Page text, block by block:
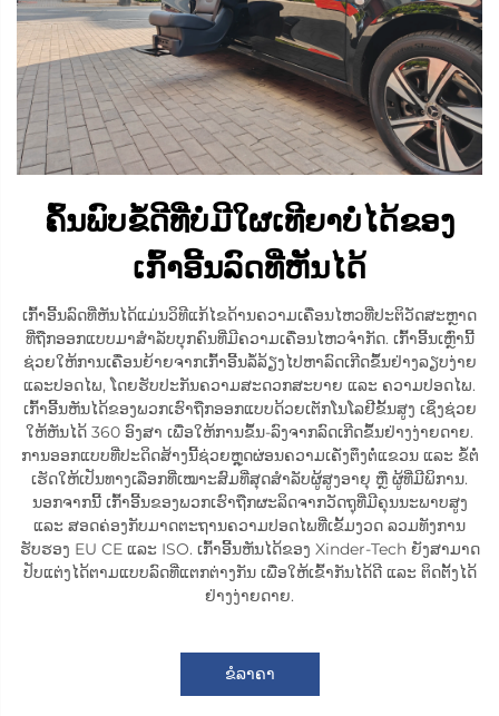
ຄົ້ນພົບຂໍ້ດີທີ່ບໍ່ມີໃຜເທີຍາບໍ່ໄດ້ຂອງ
ເກົ້າອີ້ນລົດທີ່ຫັນໄດ້
ເກົ້າອີ້ນລົດທີ່ຫັນໄດ້ແມ່ນວິທີແກ້ໄຂດ້ານຄວາມເຄື່ອນໄຫວທີ່ປະຕິວັດສະຫຼາດ
ທີ່ຖືກອອກແບບມາສຳລັບບຸກຄົນທີ່ມີຄວາມເຄື່ອນໄຫວຈຳກັດ. ເກົ້າອີ້ນເຫຼົ່ານີ້
ຊ່ວຍໃຫ້ການເຄື່ອນຍ້າຍຈາກເກົ້າອີ້ນລໍ້ລ້ຽງໄປຫາລົດເກີດຂຶ້ນຢ່າງລຽບງ່າຍ
ແລະປອດໄພ, ໂດຍຮັບປະກັນຄວາມສະດວກສະບາຍ ແລະ ຄວາມປອດໄພ.
ເກົ້າອີ້ນຫັນໄດ້ຂອງພວກເຮົາຖືກອອກແບບດ້ວຍເຕັກໂນໂລຢີຂັ້ນສູງ ເຊິ່ງຊ່ວຍ
ໃຫ້ຫັນໄດ້ 360 ອົງສາ ເພື່ອໃຫ້ການຂຶ້ນ-ລົງຈາກລົດເກີດຂຶ້ນຢ່າງງ່າຍດາຍ.
ການອອກແບບທີ່ປະດິດສ້າງນີ້ຊ່ວຍຫຼຸດຜ່ອນຄວາມເຄັ່ງຕຶງຕໍ່ແຂວນ ແລະ ຂໍ້ຕໍ່
ເຮັດໃຫ້ເປັນທາງເລືອກທີ່ເໝາະສົມທີ່ສຸດສຳລັບຜູ້ສູງອາຍຸ ຫຼື ຜູ້ທີ່ມີພິການ.
ນອກຈາກນີ້ ເກົ້າອີ້ນຂອງພວກເຮົາຖືກຜະລິດຈາກວັດຖຸທີ່ມີຄຸນນະພາບສູງ
ແລະ ສອດຄ່ອງກັບມາດຕະຖານຄວາມປອດໄພທີ່ເຂັ້ມງວດ ລວມທັງການ
ຮັບຮອງ EU CE ແລະ ISO. ເກົ້າອີ້ນຫັນໄດ້ຂອງ Xinder-Tech ຍັງສາມາດ
ປັບແຕ່ງໄດ້ຕາມແບບລົດທີ່ແຕກຕ່າງກັນ ເພື່ອໃຫ້ເຂົ້າກັນໄດ້ດີ ແລະ ຕິດຕັ້ງໄດ້
ຢ່າງງ່າຍດາຍ.
ຂໍລາຄາ